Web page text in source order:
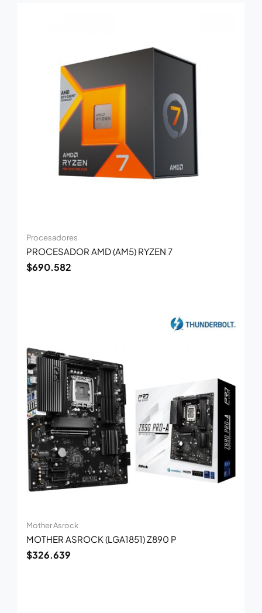
Procesadores
PROCESADOR AMD (AM5) RYZEN 7
$690.582
Mother Asrock
MOTHER ASROCK (LGA1851) Z890 P
$326.639